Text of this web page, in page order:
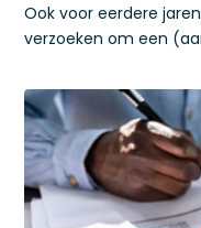
Ook voor eerdere
verzoeken om een